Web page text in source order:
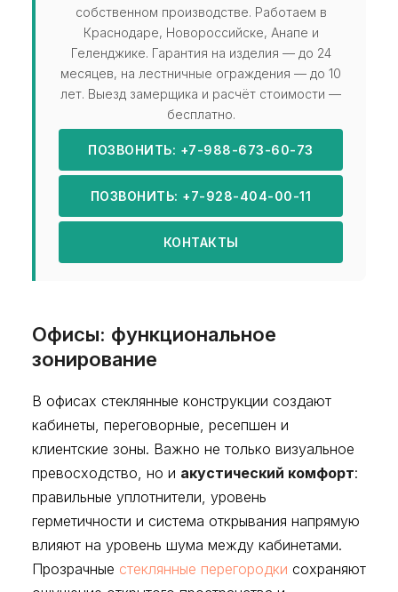
собственном производстве. Работаем в
Краснодаре, Новороссийске, Анапе и
Геленджике. Гарантия на изделия — до 24
месяцев, на лестничные ограждения — до 10
лет. Выезд замерщика и расчёт стоимости —
бесплатно.
ПОЗВОНИТЬ: +7-988-673-60-73
ПОЗВОНИТЬ: +7-928-404-00-11
КОНТАКТЫ
Офисы: функциональное
зонирование
В офисах стеклянные конструкции создают
кабинеты, переговорные, ресепшен и
клиентские зоны. Важно не только визуальное
превосходство, но и акустический комфорт:
правильные уплотнители, уровень
герметичности и система открывания напрямую
влияют на уровень шума между кабинетами.
Прозрачные стеклянные перегородки сохраняют